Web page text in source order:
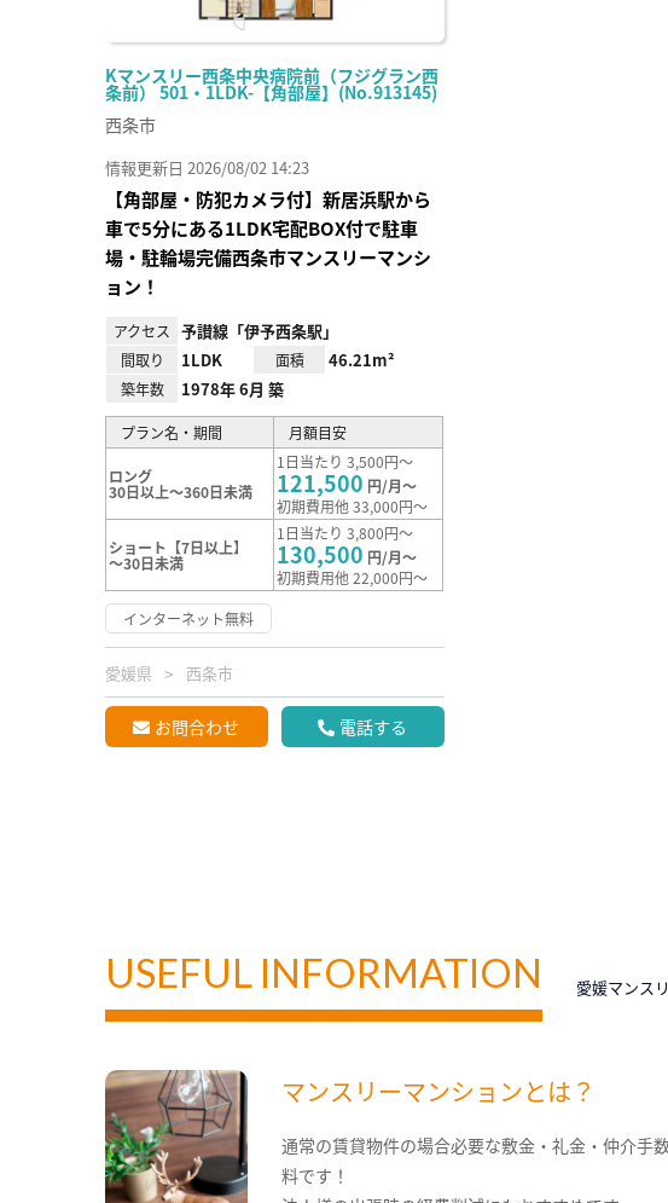
Kマンスリー西条中央病院前（フジグラン西
条前） 501・1LDK-【角部屋】(No.913145)
西条市
情報更新日 2026/08/02 14:23
【角部屋・防犯カメラ付】新居浜駅から
車で5分にある1LDK宅配BOX付で駐車
場・駐輪場完備西条市マンスリーマンシ
ョン！
アクセス 予讃線「伊予西条駅」
間取り 1LDK 面積 46.21m²
築年数 1978年 6月 築
プラン名・期間 月額目安
ロング
30日以上～360日未満
1日当たり 3,500円～
121,500 円/月～
初期費用他 33,000円～
ショート【7日以上】
～30日未満
1日当たり 3,800円～
130,500 円/月～
初期費用他 22,000円～
インターネット無料
愛媛県 西条市
お問合わせ 電話する
USEFUL INFORMATION 愛媛マンス
マンスリーマンションとは？
通常の賃貸物件の場合必要な敷金・礼金・仲介手
料です！